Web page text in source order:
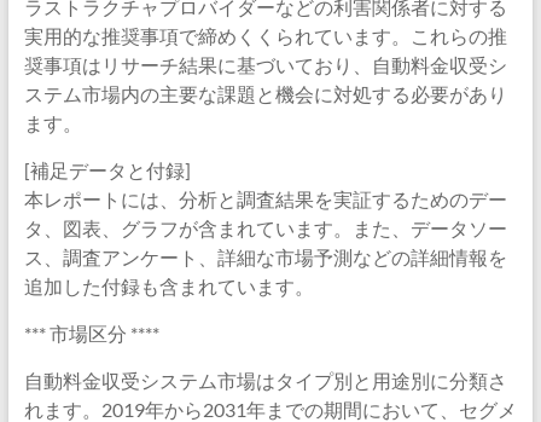
ラストラクチャプロバイダーなどの利害関係者に対する
実用的な推奨事項で締めくくられています。これらの推
奨事項はリサーチ結果に基づいており、自動料金収受シ
ステム市場内の主要な課題と機会に対処する必要があり
ます。
[補足データと付録]
本レポートには、分析と調査結果を実証するためのデー
タ、図表、グラフが含まれています。また、データソー
ス、調査アンケート、詳細な市場予測などの詳細情報を
追加した付録も含まれています。
*** 市場区分 ****
自動料金収受システム市場はタイプ別と用途別に分類さ
れます。2019年から2031年までの期間において、セグメ